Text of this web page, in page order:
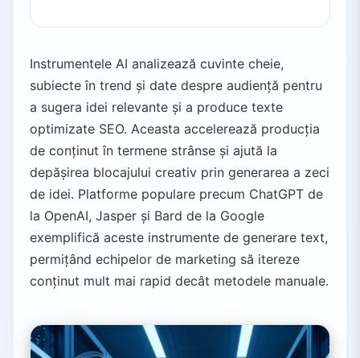
Instrumentele AI analizează cuvinte cheie,
subiecte în trend și date despre audiență pentru
a sugera idei relevante și a produce texte
optimizate SEO. Aceasta accelerează producția
de conținut în termene strânse și ajută la
depășirea blocajului creativ prin generarea a zeci
de idei. Platforme populare precum ChatGPT de
la OpenAI, Jasper și Bard de la Google
exemplifică aceste instrumente de generare text,
permițând echipelor de marketing să itereze
conținut mult mai rapid decât metodele manuale.